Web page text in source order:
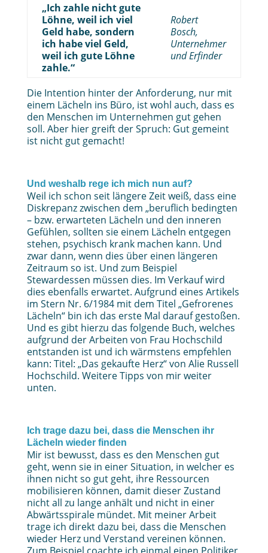
„Ich zahle nicht gute
Löhne, weil ich viel
Geld habe, sondern
ich habe viel Geld,
weil ich gute Löhne
zahle.“
Robert
Bosch,
Unternehmer
und Erfinder
Die Intention hinter der Anforderung, nur mit
einem Lächeln ins Büro, ist wohl auch, dass es
den Menschen im Unternehmen gut gehen
soll. Aber hier greift der Spruch: Gut gemeint
ist nicht gut gemacht!
Und weshalb rege ich mich nun auf?
Weil ich schon seit längere Zeit weiß, dass eine
Diskrepanz zwischen dem „beruflich bedingten
– bzw. erwarteten Lächeln und den inneren
Gefühlen, sollten sie einem Lächeln entgegen
stehen, psychisch krank machen kann. Und
zwar dann, wenn dies über einen längeren
Zeitraum so ist. Und zum Beispiel
Stewardessen müssen dies. Im Verkauf wird
dies ebenfalls erwartet. Aufgrund eines Artikels
im Stern Nr. 6/1984 mit dem Titel „Gefrorenes
Lächeln“ bin ich das erste Mal darauf gestoßen.
Und es gibt hierzu das folgende Buch, welches
aufgrund der Arbeiten von Frau Hochschild
entstanden ist und ich wärmstens empfehlen
kann: Titel: „Das gekaufte Herz“ von Alie Russell
Hochschild. Weitere Tipps von mir weiter
unten.
Ich trage dazu bei, dass die Menschen ihr
Lächeln wieder finden
Mir ist bewusst, dass es den Menschen gut
geht, wenn sie in einer Situation, in welcher es
ihnen nicht so gut geht, ihre Ressourcen
mobilisieren können, damit dieser Zustand
nicht all zu lange anhält und nicht in einer
Abwärtsspirale mündet. Mit meiner Arbeit
trage ich direkt dazu bei, dass die Menschen
wieder Herz und Verstand vereinen können.